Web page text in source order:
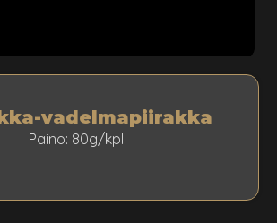
vadelmapiirakka
Paino: 80g/kpl